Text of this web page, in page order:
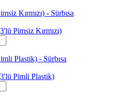
Pimsiz Kırmızı)
Pimli Plastik)